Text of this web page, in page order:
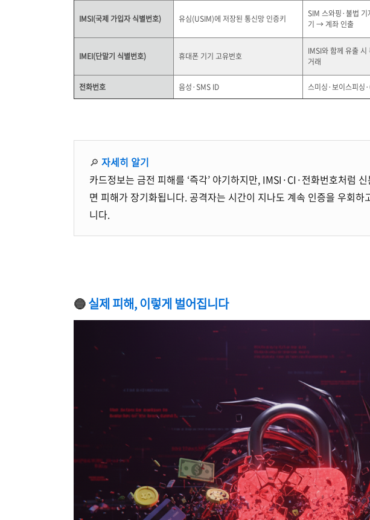
IMSI(국제 가입자 식별번호) 유심(USIM)에 저장된 통신망 인증키
SIM 스와핑·불법 기
기 → 계좌 인출
IMEI(단말기 식별번호) 휴대폰 기기 고유번호
IMSI와 함께 유출
거래
전화번호 음성·SMS ID 스미싱·보이스피싱
🔎 자세히 알기
카드정보는 금전 피해를 ‘즉각’ 야기하지만, IMSI·CI·전화번호처럼
면 피해가 장기화됩니다. 공격자는 시간이 지나도 계속 인증을 우회하
니다.
🔵실제 피해, 이렇게 벌어집니다